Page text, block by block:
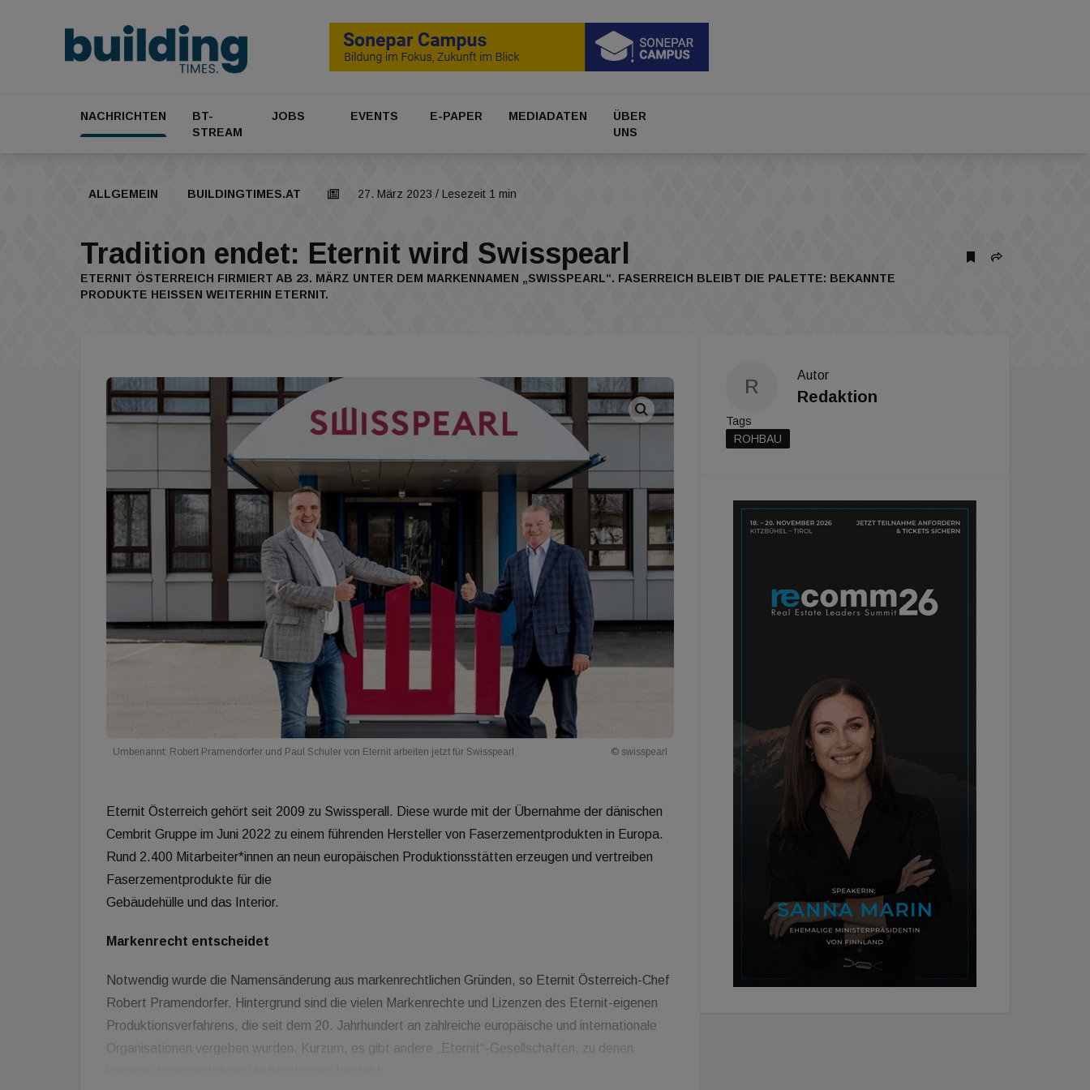
NACHRICHTEN
BT-
STREAM
JOBS EVENTS E-PAPER MEDIADATEN
ÜBER
UNS
ALLGEMEIN BUILDINGTIMES.AT 27. März 2023 / Lesezeit 1 min
Tradition endet: Eternit wird Swisspearl
ETERNIT ÖSTERREICH FIRMIERT AB 23. MÄRZ UNTER DEM MARKENNAMEN „SWISSPEARL“. FASERREICH BLEIBT DIE PALETTE: BEKANNTE
PRODUKTE HEISSEN WEITERHIN ETERNIT.
Umbenannt: Robert Pramendorfer und Paul Schuler von Eternit arbeiten jetzt für Swisspearl © swisspearl
Eternit Österreich gehört seit 2009 zu Swissperall. Diese wurde mit der Übernahme der dänischen
Cembrit Gruppe im Juni 2022 zu einem führenden Hersteller von Faserzementprodukten in Europa.
Rund 2.400 Mitarbeiter*innen an neun europäischen Produktionsstätten erzeugen und vertreiben
Faserzementprodukte für die
Gebäudehülle und das Interior.
Markenrecht entscheidet
Notwendig wurde die Namensänderung aus markenrechtlichen Gründen, so Eternit Österreich-Chef
Robert Pramendorfer. Hintergrund sind die vielen Markenrechte und Lizenzen des Eternit-eigenen
Produktionsverfahrens, die seit dem 20. Jahrhundert an zahlreiche europäische und internationale
Organisationen vergeben wurden. Kurzum, es gibt andere „Eternit“-Gesellschaften, zu denen
R
Autor
Redaktion
Tags
ROHBAU